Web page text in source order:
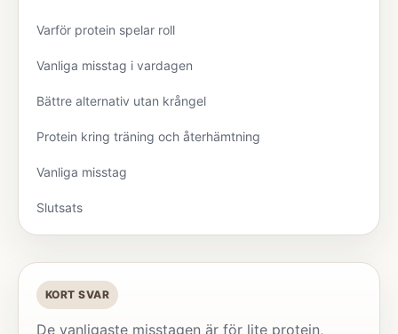
Varför protein spelar roll
Vanliga misstag i vardagen
Bättre alternativ utan krångel
Protein kring träning och återhämtning
Vanliga misstag
Slutsats
KORT SVAR
De vanligaste misstagen är för lite protein,